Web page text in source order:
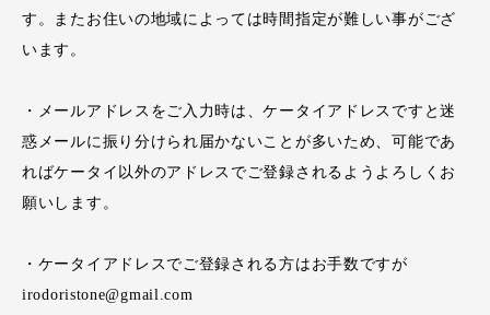
す。またお住いの地域によっては時間指定が難しい事がござ
います。
・メールアドレスをご入力時は、ケータイアドレスですと迷
惑メールに振り分けられ届かないことが多いため、可能であ
ればケータイ以外のアドレスでご登録されるようよろしくお
願いします。
・ケータイアドレスでご登録される方はお手数ですが
irodoristone@gmail.com